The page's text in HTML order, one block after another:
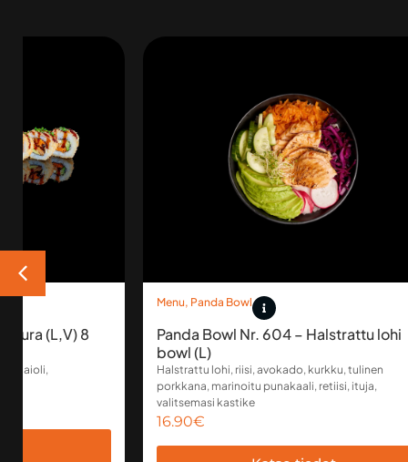
(L,V) 8
aioli,
Menu, Panda Bowl
Panda Bowl Nr. 604 – Halstrattu lohi
bowl (L)
Halstrattu lohi, riisi, avokado, kurkku, tulinen
porkkana, marinoitu punakaali, retiisi, ituja,
valitsemasi kastike
16.90€